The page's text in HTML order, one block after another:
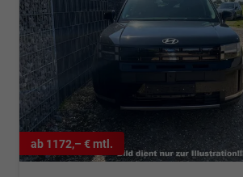
ab 1172,– € mtl.